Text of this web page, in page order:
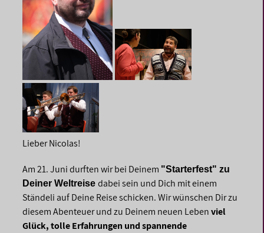
Lieber Nicolas!
Am 21. Juni durften wir bei Deinem "Starterfest" zu
Deiner Weltreise dabei sein und Dich mit einem
Ständeli auf Deine Reise schicken. Wir wünschen Dir zu
diesem Abenteuer und zu Deinem neuen Lebenviel
Glück, tolle Erfahrungen und spannende